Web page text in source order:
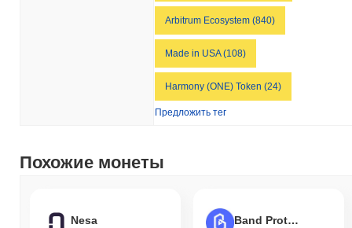
более широким криптовалютным рынком?
. Это указывает на сильную производительность
Arbitrum Ecosystem (840)
Made in USA (108)
Harmony (ONE) Token (24)
Предложить тег
Похожие монеты
Nesa Band Protocol